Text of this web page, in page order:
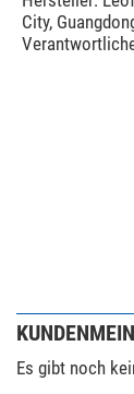
City,
Es gibt noch